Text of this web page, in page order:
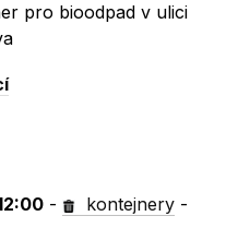
pro bioodpad v ulici
- kontejnery -